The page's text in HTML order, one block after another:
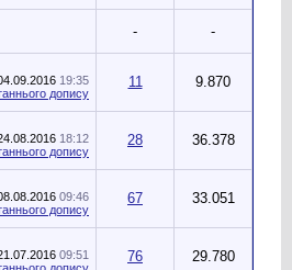
- -
19:35
11 9.870
18:12
28 36.378
09:46
67 33.051
09:51
76 29.780